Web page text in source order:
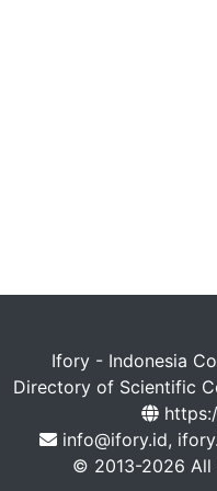
Ifory - Indonesia
Directory of Scientific
info@ifory.id,
© 2013-2026 All